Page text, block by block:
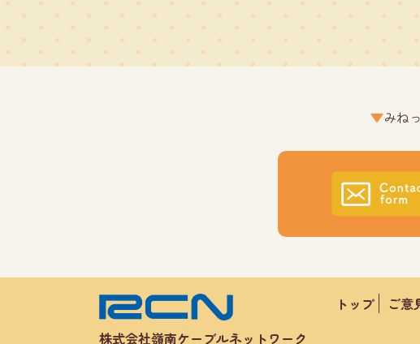
みね
株式会社嶺南ケーブルネットワーク
トップ ご意